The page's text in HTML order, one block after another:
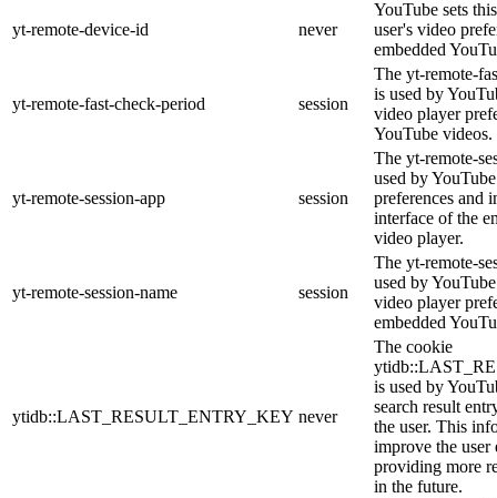
yt-remote-device-id never
YouTube sets
user's video
embedded
yt-remote-fast-check-period session
The yt-remote-
is used by
video player
YouTube videos.
yt-remote-session-app session
The yt-remote-
used by
preferences and
interface of the
video player.
yt-remote-session-name session
The yt-remote-
used by
video player
embedded
ytidb::LAST_RESULT_ENTRY_KEY never
The cookie
is used by
search result
the user. This
improve the user
providing more
in the future.